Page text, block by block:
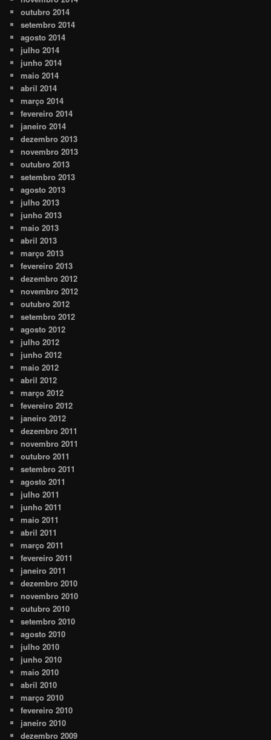
outubro 2014
setembro 2014
agosto 2014
julho 2014
junho 2014
maio 2014
abril 2014
março 2014
fevereiro 2014
janeiro 2014
dezembro 2013
novembro 2013
outubro 2013
setembro 2013
agosto 2013
julho 2013
junho 2013
maio 2013
abril 2013
março 2013
fevereiro 2013
dezembro 2012
novembro 2012
outubro 2012
setembro 2012
agosto 2012
julho 2012
junho 2012
maio 2012
abril 2012
março 2012
fevereiro 2012
janeiro 2012
dezembro 2011
novembro 2011
outubro 2011
setembro 2011
agosto 2011
julho 2011
junho 2011
maio 2011
abril 2011
março 2011
fevereiro 2011
janeiro 2011
dezembro 2010
novembro 2010
outubro 2010
setembro 2010
agosto 2010
julho 2010
junho 2010
maio 2010
abril 2010
março 2010
fevereiro 2010
janeiro 2010
dezembro 2009